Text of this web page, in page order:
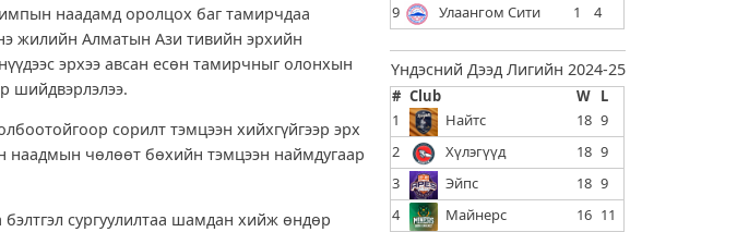
наадамд оролцох баг тамирчдаа
жилийн Алматын Ази тивийн эрхийн
эрхээ авсан есөн тамирчныг олонхын
шийдвэрлэлээ.
сорилт тэмцээн хийхгүйгээр эрх
чөлөөт бөхийн тэмцээн наймдугаар
сургуулилтаа шамдан хийж өндөр
9
Улаангом Сити 1 4
Үндэсний Дээд Лигийн 2024-25
# Club W L
1
Найтс 18 9
2
Хүлэгүүд 18 9
3
Эйпс 18 9
4
Майнерс 16 11